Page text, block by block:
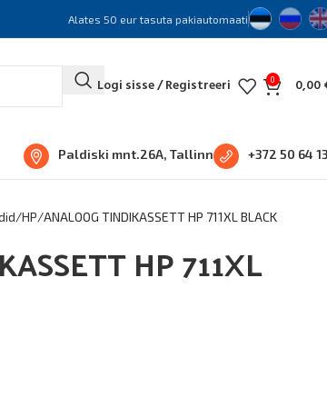
Alates 50 eur tasuta pakiautomaati
Logi sisse / Registreeri 0 0,00
Paldiski mnt.26A, Tallinn +372 50 64
HP ANALOOG TINDIKASSETT HP 711XL BLACK
HP 711XL